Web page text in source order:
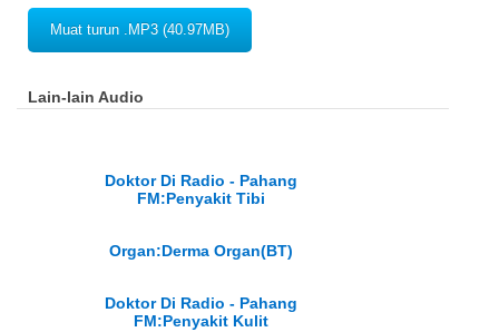
Muat turun .MP3 (40.97MB)
Lain-lain Audio
Doktor Di Radio - Pahang
FM:Penyakit Tibi
Organ:Derma Organ(BT)
Doktor Di Radio - Pahang
FM:Penyakit Kulit